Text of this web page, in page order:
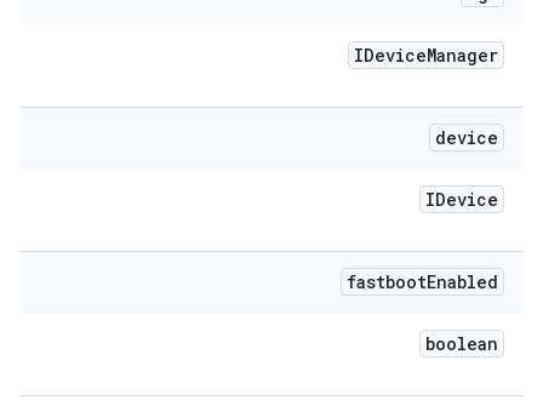
IDeviceManager
device
IDevice
fastbootEnabled
boolean